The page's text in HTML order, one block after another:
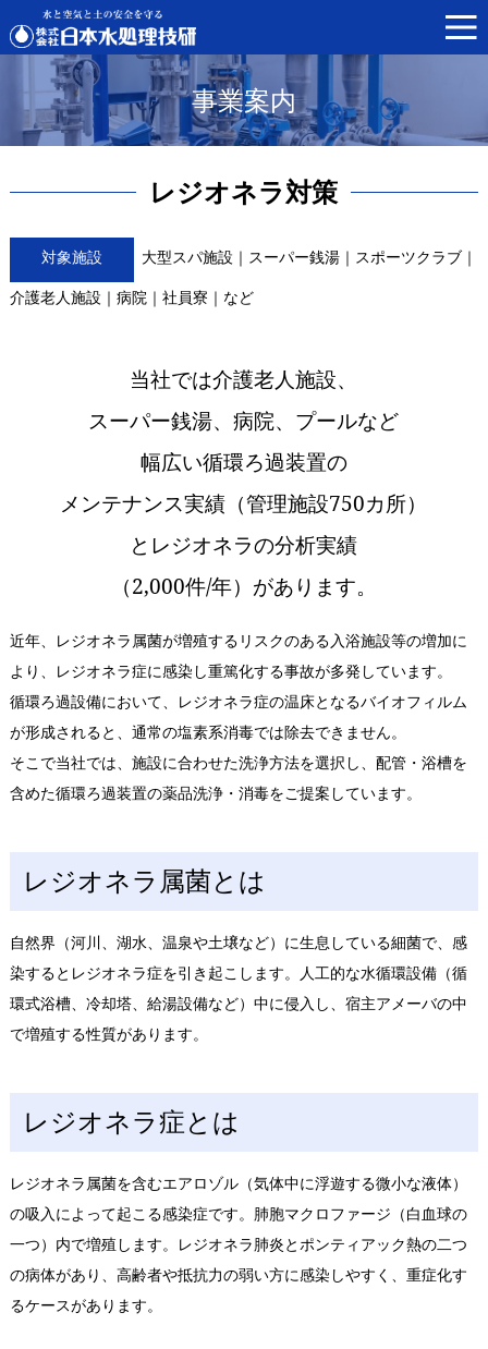
事業案内
レジオネラ対策
対象施設 大型スパ施設｜スーパー銭湯｜スポーツクラブ｜
介護老人施設｜病院｜社員寮｜など
当社では介護老人施設、
スーパー銭湯、病院、プールなど
幅広い循環ろ過装置の
メンテナンス実績（管理施設750カ所）
とレジオネラの分析実績
（2,000件/年）があります。
近年、レジオネラ属菌が増殖するリスクのある入浴施設等の増加に
より、レジオネラ症に感染し重篤化する事故が多発しています。
循環ろ過設備において、レジオネラ症の温床となるバイオフィルム
が形成されると、通常の塩素系消毒では除去できません。
そこで当社では、施設に合わせた洗浄方法を選択し、配管・浴槽を
含めた循環ろ過装置の薬品洗浄・消毒をご提案しています。
レジオネラ属菌とは
自然界（河川、湖水、温泉や土壌など）に生息している細菌で、感
染するとレジオネラ症を引き起こします。人工的な水循環設備（循
環式浴槽、冷却塔、給湯設備など）中に侵入し、宿主アメーバの中
で増殖する性質があります。
レジオネラ症とは
レジオネラ属菌を含むエアロゾル（気体中に浮遊する微小な液体）
の吸入によって起こる感染症です。肺胞マクロファージ（白血球の
一つ）内で増殖します。レジオネラ肺炎とポンティアック熱の二つ
の病体があり、高齢者や抵抗力の弱い方に感染しやすく、重症化す
るケースがあります。